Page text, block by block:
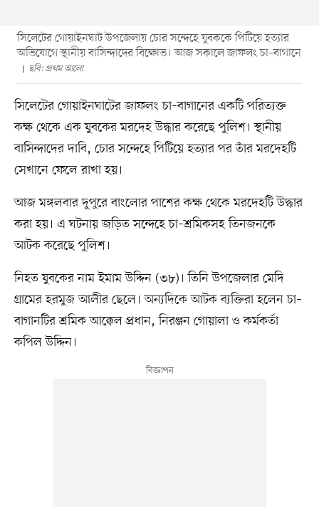
সিলেটের গোয়াইনঘাট উপজেলায় চোর সন্দেহে যুবককে পিটিয়ে হত্যার
অভিযোগে স্থানীয় বাসিন্দাদের বিক্ষোভ। আজ সকালে জাফলং চা–বাগানে
ছবি: প্রথম আলো
সিলেটের গোয়াইনঘাটের জাফলং চা–বাগানের একটি পরিত্যক্ত
কক্ষ থেকে এক যুবকের মরদেহ উদ্ধার করেছে পুলিশ। স্থানীয়
বাসিন্দাদের দাবি, চোর সন্দেহে পিটিয়ে হত্যার পর তাঁর মরদেহটি
সেখানে ফেলে রাখা হয়।
আজ মঙ্গলবার দুপুরে বাংলোর পাশের কক্ষ থেকে মরদেহটি উদ্ধার
করা হয়। এ ঘটনায় জড়িত সন্দেহে চা–শ্রমিকসহ তিনজনকে
আটক করেছে পুলিশ।
নিহত যুবকের নাম ইমাম উদ্দিন (৩৮)। তিনি উপজেলার মেদি
গ্রামের হরমুজ আলীর ছেলে। অন্যদিকে আটক ব্যক্তিরা হলেন চা–
বাগানটির শ্রমিক আক্কেল প্রধান, নিরঞ্জন গোয়ালা ও কর্মকর্তা
কপিল উদ্দিন।